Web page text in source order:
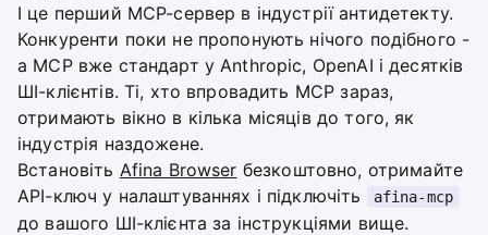
І це перший MCP-сервер в індустрії антидетекту.
Конкуренти поки не пропонують нічого подібного -
а MCP вже стандарт у Anthropic, OpenAI і десятків
ШІ-клієнтів. Ті, хто впровадить MCP зараз,
отримають вікно в кілька місяців до того, як
індустрія наздожене.
Встановіть Afina Browser безкоштовно, отримайте
API-ключ у налаштуваннях і підключіть
afina-mcp
до вашого ШІ-клієнта за інструкціями вище.